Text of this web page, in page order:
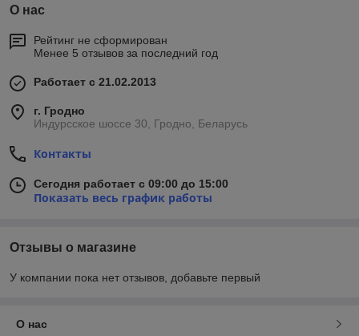
О нас
Рейтинг не сформирован
Менее 5 отзывов за последний год
Работает с 21.02.2013
г. Гродно
Индурсское шоссе 30, Гродно, Беларусь
Контакты
Сегодня работает с 09:00 до 15:00
Показать весь график работы
Отзывы о магазине
У компании пока нет отзывов, добавьте первый
О нас